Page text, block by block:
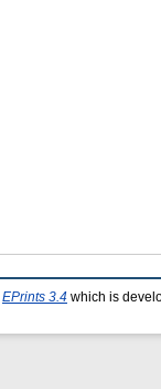
EPrints 3.4 which is